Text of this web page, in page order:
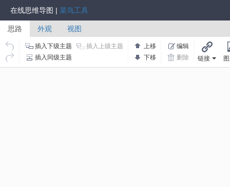
在线思维导图 | 菜鸟工具
思路 外观 视图
插入下级主题
插入上级主题
插入同级主题
上移
下移
编辑
删除
链接 链接